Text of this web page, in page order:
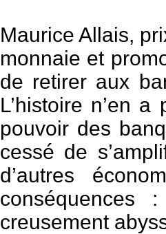
Maurice Allais,
monnaie et
de retirer aux
L’histoire n’en
pouvoir des
cessé de
d’autres
conséquences
creusement